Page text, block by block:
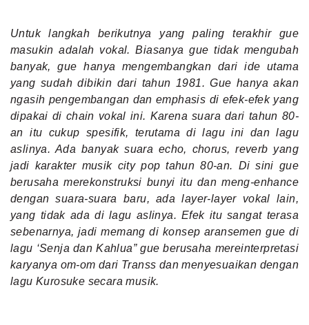
Untuk langkah berikutnya yang paling terakhir gue
masukin adalah vokal. Biasanya gue tidak mengubah
banyak, gue hanya mengembangkan dari ide utama
yang sudah dibikin dari tahun 1981. Gue hanya akan
ngasih pengembangan dan emphasis di efek-efek yang
dipakai di chain vokal ini. Karena suara dari tahun 80-
an itu cukup spesifik, terutama di lagu ini dan lagu
aslinya. Ada banyak suara echo, chorus, reverb yang
jadi karakter musik city pop tahun 80-an. Di sini gue
berusaha merekonstruksi bunyi itu dan meng-enhance
dengan suara-suara baru, ada layer-layer vokal lain,
yang tidak ada di lagu aslinya. Efek itu sangat terasa
sebenarnya, jadi memang di konsep aransemen gue di
lagu ‘Senja dan Kahlua” gue berusaha mereinterpretasi
karyanya om-om dari Transs dan menyesuaikan dengan
lagu Kurosuke secara musik.